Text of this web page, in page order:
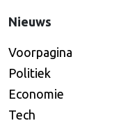
Nieuws
Voorpagina
Politiek
Economie
Tech